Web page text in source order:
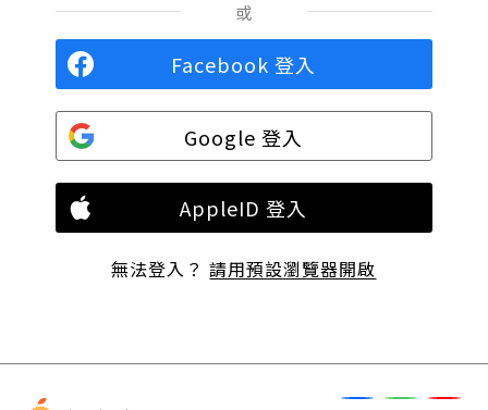
或
Facebook 登入
Google 登入
AppleID 登入
無法登入？請用預設瀏覽器開啟